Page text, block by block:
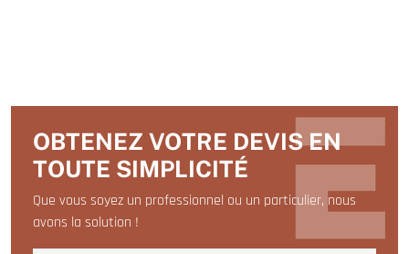
OBTENEZ VOTRE DEVIS EN
TOUTE SIMPLICITÉ
Que vous soyez un professionnel ou un particulier, nous
avons la solution !